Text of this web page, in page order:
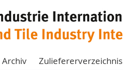
Archiv Zuliefererverzeichnis